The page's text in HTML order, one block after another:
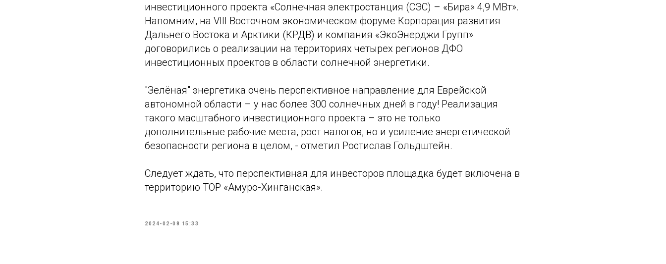
инвестиционного проекта «Солнечная электростанция (СЭС) – «Бира» 4,9 МВт».
Напомним, на VIII Восточном экономическом форуме Корпорация развития
Дальнего Востока и Арктики (КРДВ) и компания «ЭкоЭнерджи Групп»
договорились о реализации на территориях четырех регионов ДФО
инвестиционных проектов в области солнечной энергетики.
"Зелёная" энергетика очень перспективное направление для Еврейской
автономной области – у нас более 300 солнечных дней в году! Реализация
такого масштабного инвестиционного проекта – это не только
дополнительные рабочие места, рост налогов, но и усиление энергетической
безопасности региона в целом, - отметил Ростислав Гольдштейн.
Следует ждать, что перспективная для инвесторов площадка будет включена в
территорию ТОР «Амуро-Хинганская».
2024-02-08 15:33